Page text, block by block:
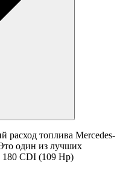
расход топлива Mercedes-
один из лучших
180 CDI (109 Hp)